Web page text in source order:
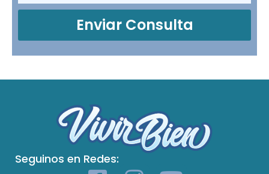
Enviar Consulta
Seguinos en Redes: